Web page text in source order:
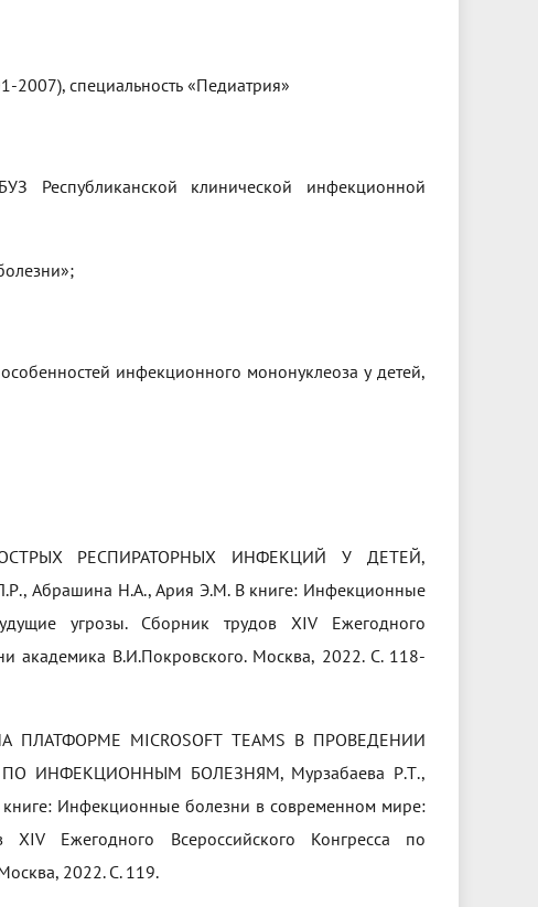
2007), специальность «Педиатрия»
Республиканской клинической инфекционной
инфекционного мононуклеоза у детей,
РЕСПИРАТОРНЫХ ИНФЕКЦИЙ У ДЕТЕЙ,
Абрашина Н.А., Ария Э.М. В книге: Инфекционные
угрозы. Сборник трудов ХIV Ежегодного
академика В.И.Покровского. Москва, 2022. С. 118-
MICROSOFT TEAMS В ПРОВЕДЕНИИ
ИНФЕКЦИОННЫМ БОЛЕЗНЯМ, Мурзабаева Р.Т.,
Инфекционные болезни в современном мире:
Ежегодного Всероссийского Конгресса по
2022. С. 119.